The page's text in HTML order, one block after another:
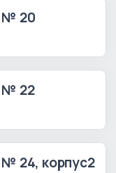
№ 20
№ 22
24, корпус2